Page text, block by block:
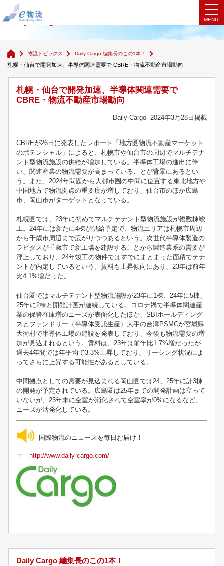
Daily Cargo 編集長のこの1本！
物流トピックス Daily Cargo 編集長のこの1本！
札幌・仙台で開発加速、半導体関連需要で CBRE・物流不動産市場動向
札幌・仙台で開発加速、半導体関連需要で
CBRE・物流不動産市場動向
Daily Cargo 2024年3月28日掲載
CBREが26日に発表したレポート「地方圏物流不動産マーケット
のポテンシャル」によると、札幌市や仙台市の周辺でマルチテナ
ント型物流施設の供給が増加している。半導体工場の進出に伴
い、関連産業の物流需要が高まっていることが背景にあるとい
う。また、2024年問題から大都市圏の中間に位置する東北地方や
中国地方で物流拠点の重要度が増しており、仙台市のほか広島
市、岡山市がターゲットとなっている。
札幌圏では、23年に初めてマルチテナント型物流施設が複数棟竣
工。24年には新たに4棟が供給予定で、物流エリアは札幌市周辺
から千歳市周辺まで広がりつつあるという。次世代半導体製造の
ラピダスが千歳市で新工場を建設することから製造業系の需要が
浮上しており、24年竣工の物件ではすでにまとまった面積でテナ
ントが内定しているという。賃料も上昇傾向にあり、23年は前年
比4.1%増だった。
仙台圏ではマルチテナント型物流施設が23年に1棟、24年に5棟、
25年に2棟と開発計画が連続している。コロナ禍で半導体関連産
業の保管在庫増のニーズが表面化したほか、SBIホールディング
スとファンドリー（半導体受託生産）大手の台湾PSMCが宮城県
大衝村で半導体工場の建設を発表しており、今後も物流需要の増
加が見込まれるという。賃料は、23年は前年比1.7%増だったが
過去4年間では年平均で3.3%上昇しており、リーシング状況によ
ってさらに上昇する可能性があるとしている。
中間拠点としての需要が見込まれる岡山圏では24、25年に計3棟
の開発が予定されている。広島圏は25年までの開発計画は立って
いないが、23年末に空室が消化されて空室率が0%になるなど、
ニーズが活発化している。
国際物流のニュースを毎日お届け！
⇒ http://www.daily-cargo.com/
Daily Cargo 編集長のこの1本！